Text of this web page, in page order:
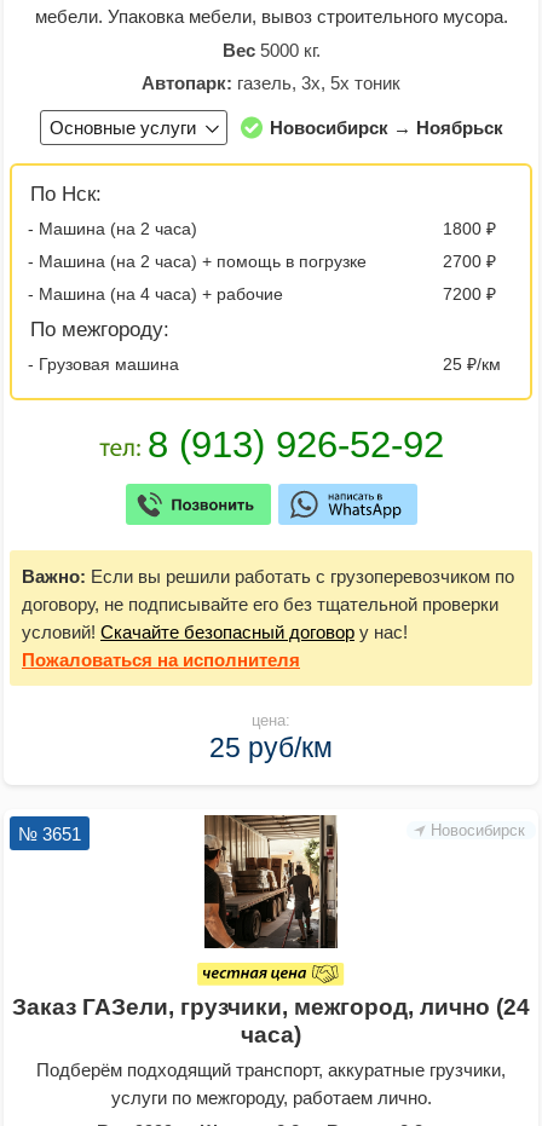
мебели. Упаковка мебели, вывоз строительного мусора.
Вес5000 кг.
Автопарк: газель, 3х, 5х тоник
Основные услуги Новосибирск → Ноябрьск
По Нск:
- Машина (на 2 часа)
1800 ₽
- Машина (на 2 часа) + помощь в погрузке
2700 ₽
- Машина (на 4 часа) + рабочие
7200 ₽
По межгороду:
- Грузовая машина 25 ₽/км
Важно: Если вы решили работать с грузоперевозчиком по
договору, не подписывайте его без тщательной проверки
условий! Скачайте безопасный договор у нас!
Пожаловаться на исполнителя
цена:
25 руб/км
Новосибирск
№ 3651
Заказ ГАЗели, грузчики, межгород, лично (24
часа)
Подберём подходящий транспорт, аккуратные грузчики,
услуги по межгороду, работаем лично.